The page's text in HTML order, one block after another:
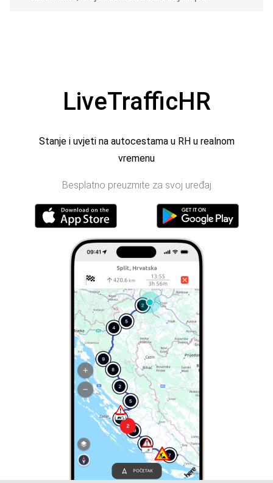
LiveTrafficHR
Stanje i uvjeti na autocestama u RH u realnom
vremenu
Besplatno preuzmite za svoj uređaj